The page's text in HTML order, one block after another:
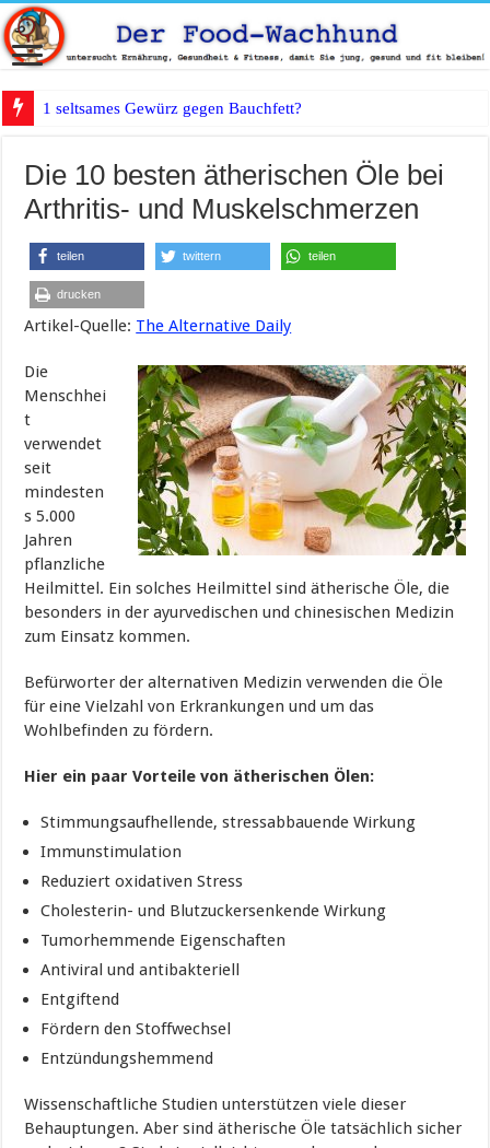
1 seltsames Gewürz gegen Bauchfett?
Die 10 besten ätherischen Öle bei
Arthritis- und Muskelschmerzen
teilen twittern teilen
drucken
Artikel-Quelle: The Alternative Daily
Die
Menschhei
t
verwendet
seit
mindesten
s 5.000
Jahren
pflanzliche
Heilmittel. Ein solches Heilmittel sind ätherische Öle, die
besonders in der ayurvedischen und chinesischen Medizin
zum Einsatz kommen.
Befürworter der alternativen Medizin verwenden die Öle
für eine Vielzahl von Erkrankungen und um das
Wohlbefinden zu fördern.
Hier ein paar Vorteile von ätherischen Ölen:
Stimmungsaufhellende, stressabbauende Wirkung
Immunstimulation
Reduziert oxidativen Stress
Cholesterin- und Blutzuckersenkende Wirkung
Tumorhemmende Eigenschaften
Antiviral und antibakteriell
Entgiftend
Fördern den Stoffwechsel
Entzündungshemmend
Wissenschaftliche Studien unterstützen viele dieser
Behauptungen. Aber sind ätherische Öle tatsächlich sicher